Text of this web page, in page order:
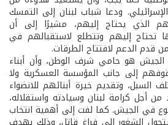
ودعا شباب لبنان إلى التمسك
الذي يحتاج إليهم، مشيرًا إلى أن
تحتاج إليهم وتتطلع لاستقبالهم في
الدعم لافتتاح الطرقات.
الجيش هو حامي شرف الوطن، وأن أبناء
إلى جانب المؤسسة العسكرية ولا
وتقديم خيرة أبنائهم للانضواء
أجل كرامة لبنان وسيادته واستقلاله،
في الجيش. كما لفت إلى أهمية انتخاب